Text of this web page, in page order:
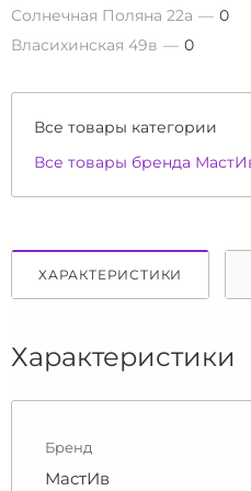
Солнечная Поляна 22а
0
Власихинская 49в
0
Все товары категории
Все товары бренда
ХАРАКТЕРИСТИКИ
Характеристики
Бренд
МастИв